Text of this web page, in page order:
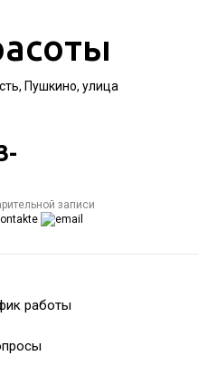
Пушкино, улица
записи
работы